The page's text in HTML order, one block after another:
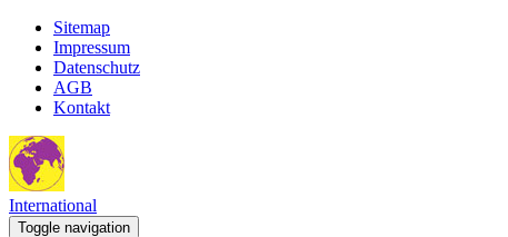
Sitemap
Impressum
Datenschutz
AGB
Kontakt
International
Toggle navigation